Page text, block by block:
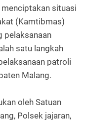
situasi
(Kamtibmas)
pelaksanaan
satu langkah
patroli
Malang.
oleh Satuan
Polsek jajaran,